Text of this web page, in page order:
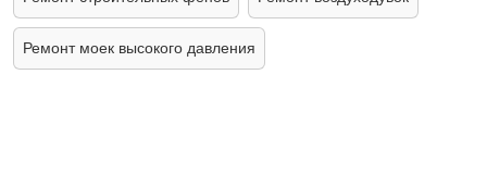
Ремонт моек высокого давления